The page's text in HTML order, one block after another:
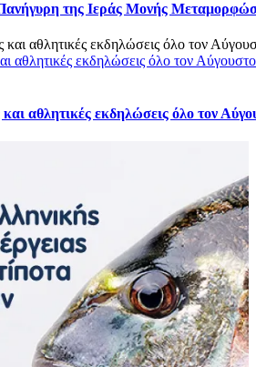
της Ιεράς Μονής
αθλητικές εκδηλώσεις όλο τον
αθλητικές εκδηλώσεις όλο τον